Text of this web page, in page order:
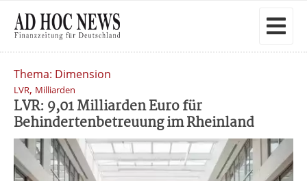
Thema: Dimension
LVR, Milliarden
LVR: 9,01 Milliarden Euro für
Behindertenbetreuung im Rheinland